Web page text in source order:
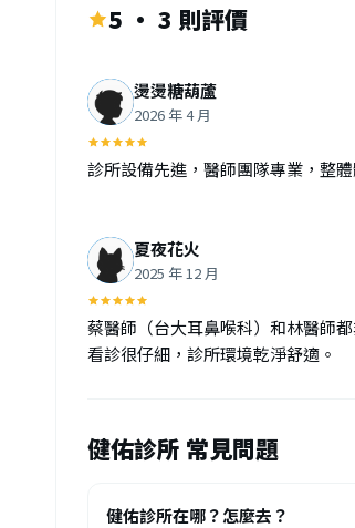
5 · 3 則評價
燙燙糖葫蘆
2026 年 4 月
診所設備先進，醫師團隊專業，整體
夏夜花火
2025 年 12 月
蔡醫師（台大耳鼻喉科）和林醫師都
看診很仔細，診所環境乾淨舒適。
健佑診所 常見問題
健佑診所在哪？怎麼去？